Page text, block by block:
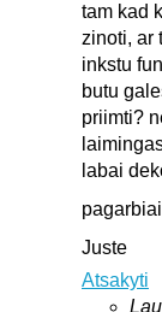
tam kad
zinoti, ar
inkstu
butu
priimti?
labai
Juste
Atsakyti